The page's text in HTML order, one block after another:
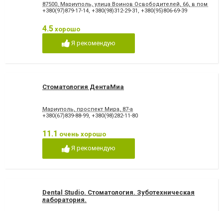
87500, Мариуполь, улица Воинов Освободителей, 66, в
+380(97)879-17-14, +380(98)312-29-31 , +380(95)806-69-39
4.5 хорошо
Я рекомендую
Стоматология ДентаМиа
Мариуполь, проспект Мира, 87-а
+380(67)839-88-99, +380(98)282-11-80
11.1 очень хорошо
Я рекомендую
Dental Studio. Cтоматология. Зуботехническая
лаборатория.